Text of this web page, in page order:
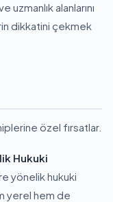
alanlarını
dikkatini çekmek
özel fırsatlar.
Hukuki
yönelik hukuki
yerel hem de